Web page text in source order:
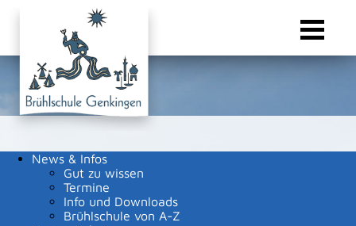
{comm.append("head.stylesheet.urls", "/site/Sonnenbuehl-
Bruehlschule/resourceCached/24.2.0/css/master.css")}
News & Infos
Gut zu wissen
Termine
Info und Downloads
Brühlschule von A-Z
Sie sind hier:Startseite/Ausbildungsmesse SAM